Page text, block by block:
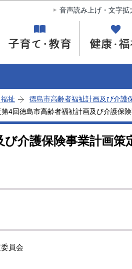
ページの本文へ移動
音声読み上げ・文字拡
祉
徳島市高齢者福祉計画及び介護
4回徳島市高齢者福祉計画及び介護保
介護保険事業計画策
員会